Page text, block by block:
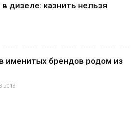
дизеле: казнить нельзя
именитых брендов родом из